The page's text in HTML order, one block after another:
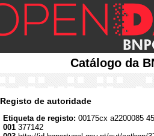
Catálogo da
Registo de autoridade
Etiqueta de registo: 00175cx a2200085 45
001 377142